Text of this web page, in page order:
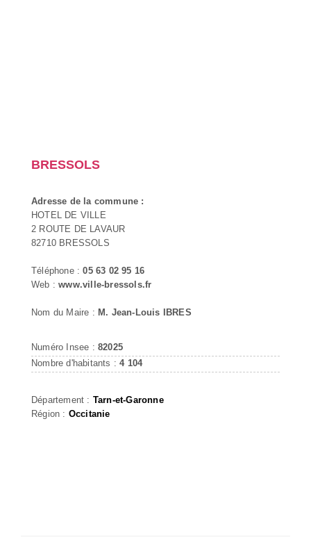
BRESSOLS
Adresse de la commune :
HOTEL DE VILLE
2 ROUTE DE LAVAUR
82710 BRESSOLS
Téléphone :05 63 02 95 16
Web :www.ville-bressols.fr
Nom du Maire : M. Jean-Louis IBRES
Numéro Insee : 82025
Nombre d'habitants :4 104
Département : Tarn-et-Garonne
Région : Occitanie